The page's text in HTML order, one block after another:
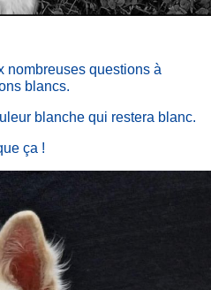
nombreuses questions à
blancs.
blanche qui restera blanc.
ça !